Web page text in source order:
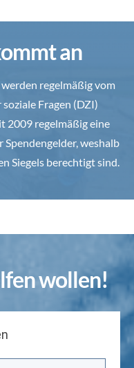
an
regelmäßig vom
Fragen (DZI)
2009 regelmäßig eine
weshalb
Siegels berechtigt sind.
wollen!